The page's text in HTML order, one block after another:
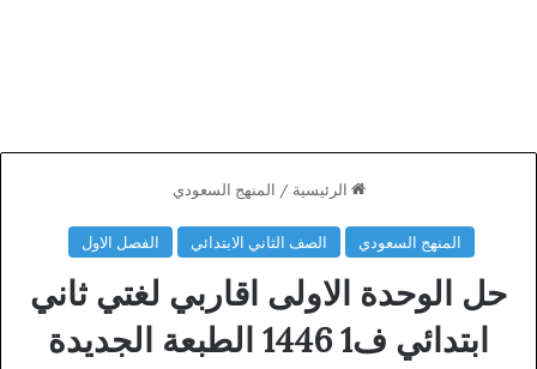
الرئيسية / المنهج السعودي
المنهج السعودي الصف الثاني الابتدائي الفصل الاول
حل الوحدة الاولى اقاربي لغتي ثاني
ابتدائي ف1 1446 الطبعة الجديدة